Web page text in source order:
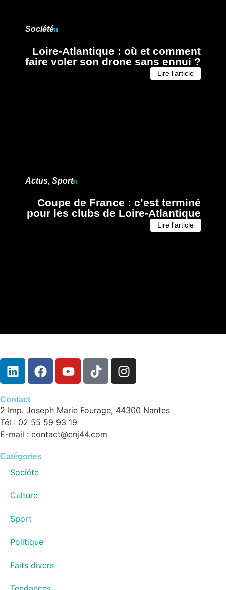
Société
Loire-Atlantique : où et comment
faire voler son drone sans ennui ?
Lire l'article
Actus, Sport
Coupe de France : c’est terminé
pour les clubs de Loire-Atlantique
Lire l'article
Contact
2 Imp. Joseph Marie Fourage, 44300 Nantes
Tél : 02 55 59 93 19
E-mail : contact@cnj44.com
Catégories
Société
Culture
Sport
Politique
Faits divers